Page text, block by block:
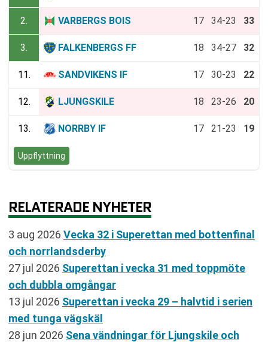
2. VARBERGS BOIS 17 34-23 33
3. FALKENBERGS FF 18 34-27 32
11. SANDVIKENS IF 17 30-23 22
12. LJUNGSKILE 18 23-26 20
13. NORRBY IF 17 21-23 19
Uppflyttning
RELATERADE NYHETER
3 aug 2026 Vecka 32 i Superettan med bottenfinal
och norrlandsderby
27 jul 2026 Superettan i vecka 31 med toppmöte
och dubbla omgångar
13 jul 2026 Superettan i vecka 29 – halvtid i serien
med tunga vägskäl
28 jun 2026 Sena vändningar för Ljungskile och